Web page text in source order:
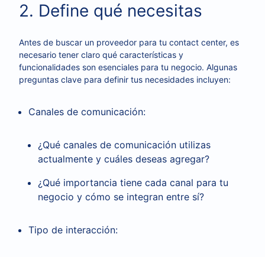
2. Define qué necesitas
Antes de buscar un proveedor para tu contact center, es
necesario tener claro qué características y
funcionalidades son esenciales para tu negocio. Algunas
preguntas clave para definir tus necesidades incluyen:
Canales de comunicación:
¿Qué canales de comunicación utilizas
actualmente y cuáles deseas agregar?
¿Qué importancia tiene cada canal para tu
negocio y cómo se integran entre sí?
Tipo de interacción: